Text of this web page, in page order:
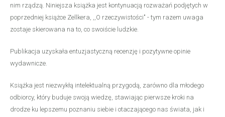
nim rządzą. Niniejsza książka jest kontynuacją rozważań podjętych w
poprzedniej książce Zellkera, ,,O rzeczywistości" - tym razem uwaga
zostaje skierowana na to, co swoiście ludzkie.
Publikacja uzyskała entuzjastyczną recenzję i pozytywne opinie
wydawnicze.
Książka jest niezwykłą intelektualną przygodą, zarówno dla młodego
odbiorcy, który buduje swoją wiedzę, stawiając pierwsze kroki na
drodze ku lepszemu poznaniu siebie i otaczającego nas świata, jak i